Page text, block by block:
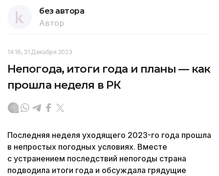
без автора
Автор
14:16, 31 Декабря 2023
Непогода, итоги года и планы — как
прошла неделя в РК
Последняя неделя уходящего 2023-го года прошла
в непростых погодных условиях. Вместе
с устранением последствий непогоды страна
подводила итоги года и обсуждала грядущие